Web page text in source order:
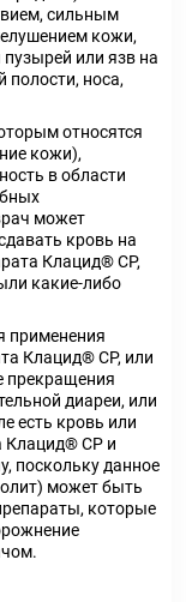
сильным
кожи,
или язв на
полости, носа,
относятся
кожи),
в области
может
кровь на
Клацид® СР,
какие-либо
применения
Клацид® СР, или
прекращения
диареи, или
есть кровь или
Клацид® СР и
поскольку данное
может быть
которые